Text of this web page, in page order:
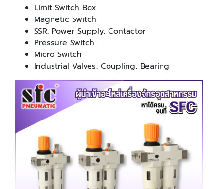
Limit Switch Box
Magnetic Switch
SSR, Power Supply, Contactor
Pressure Switch
Micro Switch
Industrial Valves, Coupling, Bearing